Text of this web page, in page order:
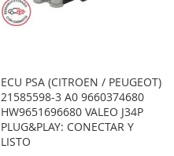
ECU PSA (CITROEN / PEUGEOT)
21585598-3 A0 9660374680
HW9651696680 VALEO J34P
PLUG&PLAY: CONECTAR Y
LISTO